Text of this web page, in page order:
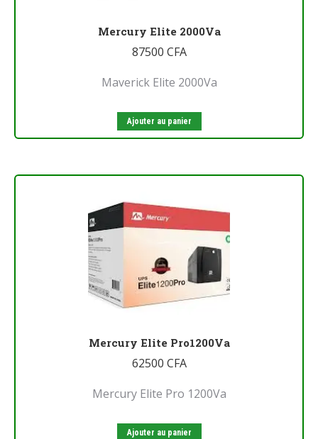
Mercury Elite 2000Va
87500 CFA
Maverick Elite 2000Va
Ajouter au panier
Mercury Elite Pro1200Va
62500 CFA
Mercury Elite Pro 1200Va
Ajouter au panier